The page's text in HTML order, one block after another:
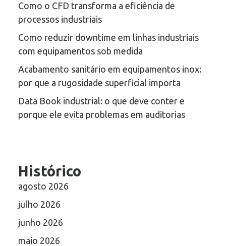
Como o CFD transforma a eficiência de
processos industriais
Como reduzir downtime em linhas industriais
com equipamentos sob medida
Acabamento sanitário em equipamentos inox:
por que a rugosidade superficial importa
Data Book industrial: o que deve conter e
porque ele evita problemas em auditorias
Histórico
agosto 2026
julho 2026
junho 2026
maio 2026